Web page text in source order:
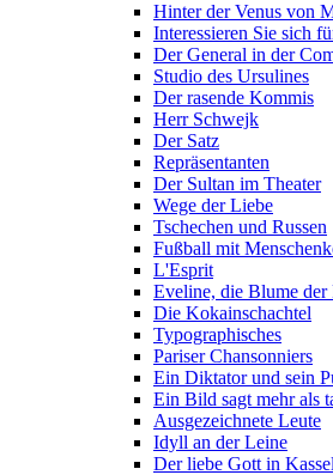
Hinter der Venus von
Interessieren Sie sich
Der General in der
Studio des Ursulines
Der rasende Kommis
Herr Schwejk
Der Satz
Repräsentanten
Der Sultan im Theater
Wege der Liebe
Tschechen und Russen
Fußball mit
L'Esprit
Eveline, die Blume der
Die Kokainschachtel
Typographisches
Pariser Chansonniers
Ein Diktator und sein
Ein Bild sagt mehr als
Ausgezeichnete Leute
Idyll an der Leine
Der liebe Gott in Kassel